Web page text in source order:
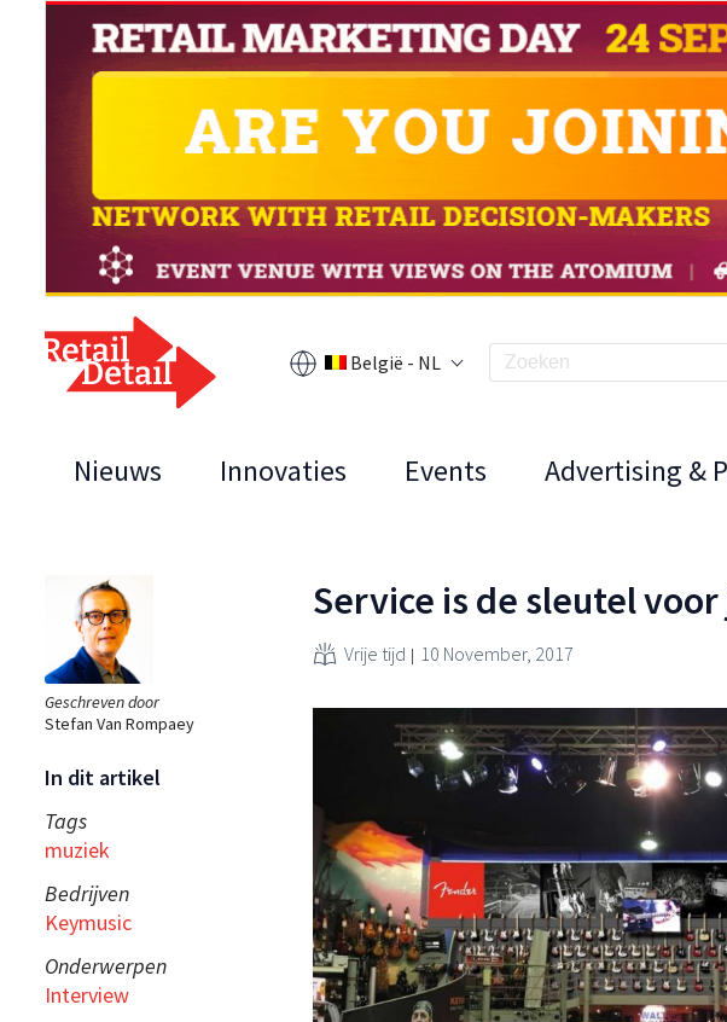
België - NL
Nieuws Innovaties Events Advertising &
Geschreven door
Stefan Van Rompaey
In dit artikel
Tags
muziek
Bedrijven
Keymusic
Onderwerpen
Interview
Service is de sleutel
Vrije tijd 10 November, 2017